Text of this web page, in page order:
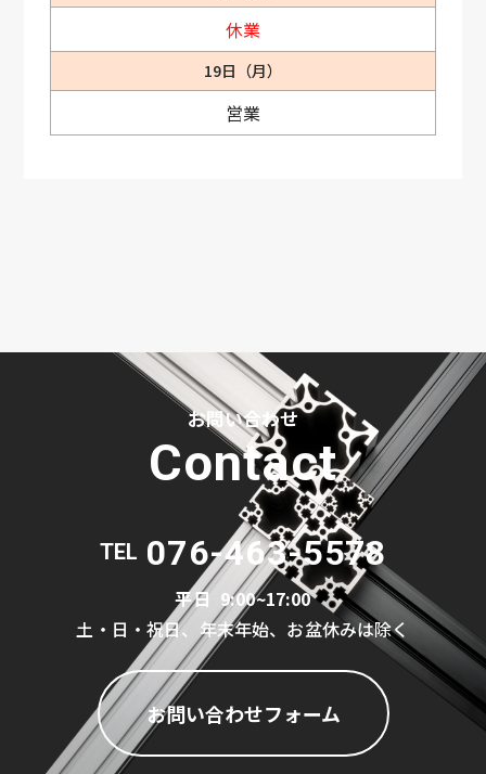
休業
19日（月）
営業
お問い合わせ
Contact
TEL 076-463-5578
平日 9:00~17:00
土・日・祝日、年末年始、お盆休みは除く
お問い合わせフォーム